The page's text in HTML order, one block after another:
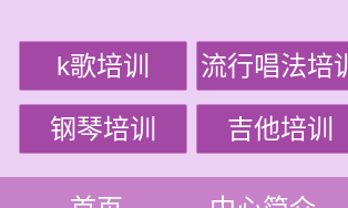
k歌培训 流行唱法培训
钢琴培训 吉他培训